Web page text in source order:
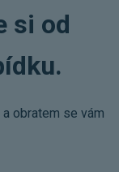
si od
a obratem se vám